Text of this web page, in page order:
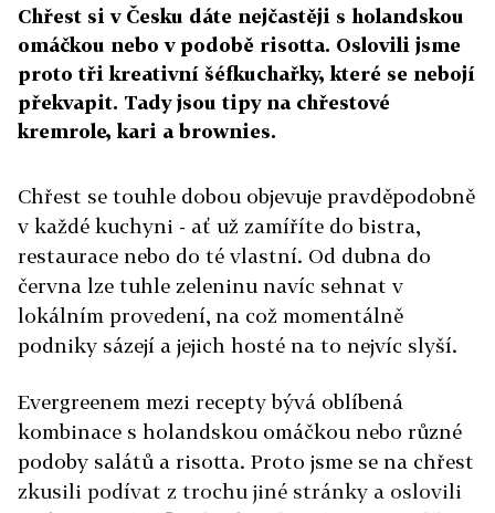
Chřest si v Česku dáte nejčastěji s holandskou
omáčkou nebo v podobě risotta. Oslovili jsme
proto tři kreativní šéfkuchařky, které se nebojí
překvapit. Tady jsou tipy na chřestové
kremrole, kari a brownies.
Chřest se touhle dobou objevuje pravděpodobně
v každé kuchyni - ať už zamíříte do bistra,
restaurace nebo do té vlastní. Od dubna do
června lze tuhle zeleninu navíc sehnat v
lokálním provedení, na což momentálně
podniky sázejí a jejich hosté na to nejvíc slyší.
Evergreenem mezi recepty bývá oblíbená
kombinace s holandskou omáčkou nebo různé
podoby salátů a risotta. Proto jsme se na chřest
zkusili podívat z trochu jiné stránky a oslovili